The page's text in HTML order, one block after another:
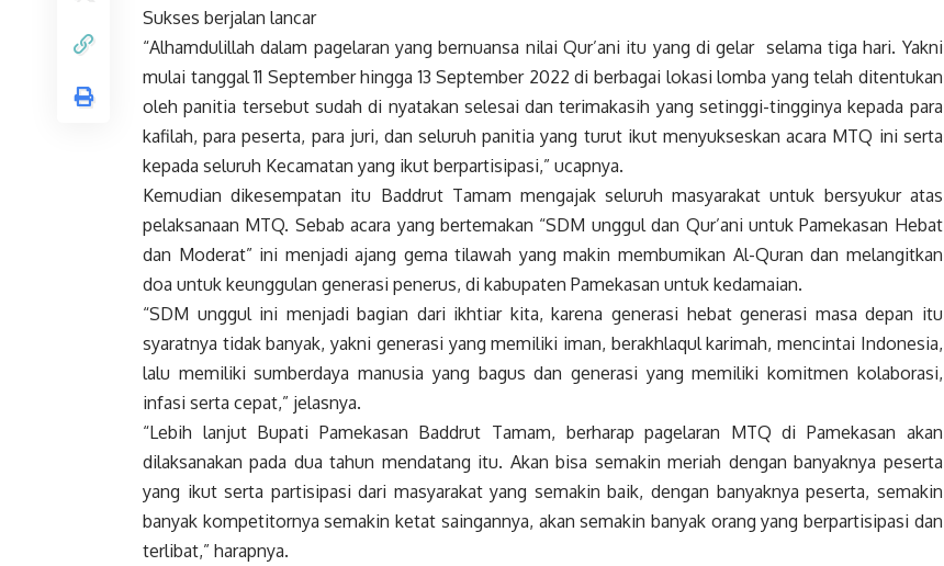
Sukses berjalan lancar
“Alhamdulillah dalam pagelaran yang bernuansa nilai Qur’ani itu yang di gelar selama tiga hari. Yakni
mulai tanggal 11 September hingga 13 September 2022 di berbagai lokasi lomba yang telah ditentukan
oleh panitia tersebut sudah di nyatakan selesai dan terimakasih yang setinggi-tingginya kepada para
kafilah, para peserta, para juri, dan seluruh panitia yang turut ikut menyukseskan acara MTQ ini serta
kepada seluruh Kecamatan yang ikut berpartisipasi,” ucapnya.
Kemudian dikesempatan itu Baddrut Tamam mengajak seluruh masyarakat untuk bersyukur atas
pelaksanaan MTQ. Sebab acara yang bertemakan “SDM unggul dan Qur’ani untuk Pamekasan Hebat
dan Moderat” ini menjadi ajang gema tilawah yang makin membumikan Al-Quran dan melangitkan
doa untuk keunggulan generasi penerus, di kabupaten Pamekasan untuk kedamaian.
“SDM unggul ini menjadi bagian dari ikhtiar kita, karena generasi hebat generasi masa depan itu
syaratnya tidak banyak, yakni generasi yang memiliki iman, berakhlaqul karimah, mencintai Indonesia,
lalu memiliki sumberdaya manusia yang bagus dan generasi yang memiliki komitmen kolaborasi,
infasi serta cepat,” jelasnya.
“Lebih lanjut Bupati Pamekasan Baddrut Tamam, berharap pagelaran MTQ di Pamekasan akan
dilaksanakan pada dua tahun mendatang itu. Akan bisa semakin meriah dengan banyaknya peserta
yang ikut serta partisipasi dari masyarakat yang semakin baik, dengan banyaknya peserta, semakin
banyak kompetitornya semakin ketat saingannya, akan semakin banyak orang yang berpartisipasi dan
terlibat,” harapnya.